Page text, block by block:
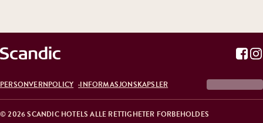
© 2026 SCANDIC HOTELS ALLE RETTIGHETER FORBEHOLDES
PERSONVERNPOLICY INFORMASJONSKAPSLER